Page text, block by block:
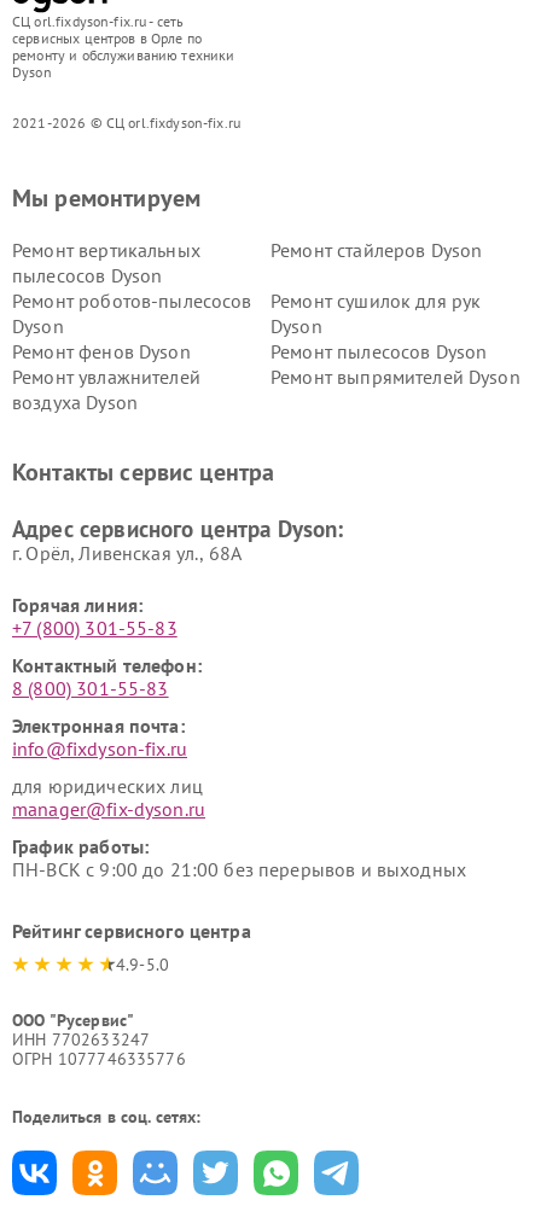
СЦ orl.fixdyson-fix.ru - сеть
сервисных центров в Орле по
ремонту и обслуживанию техники
Dyson
2021-2026 © СЦ orl.fixdyson-fix.ru
Мы ремонтируем
Ремонт вертикальных
пылесосов Dyson
Ремонт стайлеров Dyson
Ремонт роботов-пылесосов
Dyson
Ремонт сушилок для рук
Dyson
Ремонт фенов Dyson
Ремонт пылесосов Dyson
Ремонт увлажнителей
воздуха Dyson
Ремонт выпрямителей Dyson
Контакты сервис центра
Адрес сервисного центра Dyson:
г. Орёл, Ливенская ул., 68А
Горячая линия:
+7 (800) 301-55-83
Контактный телефон:
8 (800) 301-55-83
Электронная почта:
info@fixdyson-fix.ru
для юридических лиц
manager@fix-dyson.ru
График работы:
ПН-ВСК с 9:00 до 21:00 без перерывов и выходных
Рейтинг сервисного центра
4.9-5.0
ООО "Русервис"
ИНН 7702633247
ОГРН 1077746335776
Поделиться в соц. сетях: